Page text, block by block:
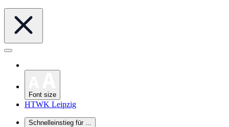
Font size
HTWK Leipzig
Schnelleinstieg für ...